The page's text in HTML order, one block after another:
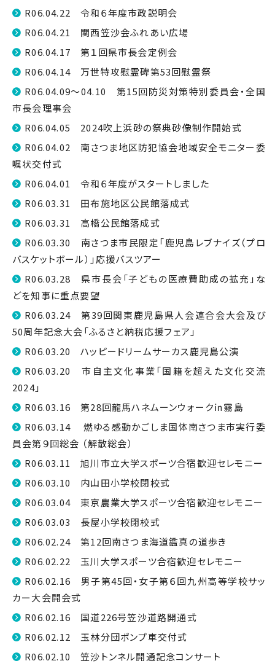
R06.04.22 令和６年度市政説明会
R06.04.21 関西笠沙会ふれあい広場
R06.04.17 第１回県市長会定例会
R06.04.14 万世特攻慰霊碑第53回慰霊祭
R06.04.09～04.10 第15回防災対策特別委員会・全国
市長会理事会
R06.04.05 2024吹上浜砂の祭典砂像制作開始式
R06.04.02 南さつま地区防犯協会地域安全モニター委
嘱状交付式
R06.04.01 令和６年度がスタートしました
R06.03.31 田布施地区公民館落成式
R06.03.31 高橋公民館落成式
R06.03.30 南さつま市民限定「鹿児島レブナイズ（プロ
バスケットボール）」応援バスツアー
R06.03.28 県市長会「子どもの医療費助成の拡充」な
どを知事に重点要望
R06.03.24 第39回関東鹿児島県人会連合会大会及び
50周年記念大会「ふるさと納税応援フェア」
R06.03.20 ハッピードリームサーカス鹿児島公演
R06.03.20 市自主文化事業「国籍を超えた文化交流
2024」
R06.03.16 第28回龍馬ハネムーンウォーク㏌霧島
R06.03.14 燃ゆる感動かごしま国体南さつま市実行委
員会第９回総会 （解散総会）
R06.03.11 旭川市立大学スポーツ合宿歓迎セレモニー
R06.03.10 内山田小学校閉校式
R06.03.04 東京農業大学スポーツ合宿歓迎セレモニー
R06.03.03 長屋小学校閉校式
R06.02.24 第12回南さつま海道鑑真の道歩き
R06.02.22 玉川大学スポーツ合宿歓迎セレモニー
R06.02.16 男子第45回・女子第６回九州高等学校サッ
カー大会開会式
R06.02.16 国道226号笠沙道路開通式
R06.02.12 玉林分団ポンプ車交付式
R06.02.10 笠沙トンネル開通記念コンサート